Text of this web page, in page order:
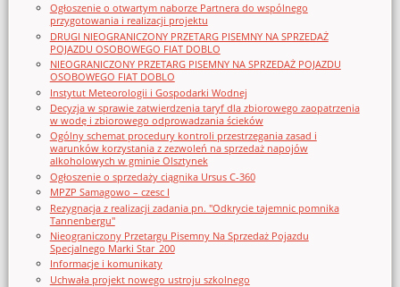
Ogłoszenie o otwartym naborze Partnera do wspólnego
przygotowania i realizacji projektu
DRUGI NIEOGRANICZONY PRZETARG PISEMNY NA SPRZEDAŻ
POJAZDU OSOBOWEGO FIAT DOBLO
NIEOGRANICZONY PRZETARG PISEMNY NA SPRZEDAŻ POJAZDU
OSOBOWEGO FIAT DOBLO
Instytut Meteorologii i Gospodarki Wodnej
Decyzja w sprawie zatwierdzenia taryf dla zbiorowego zaopatrzenia
w wodę i zbiorowego odprowadzania ścieków
Ogólny schemat procedury kontroli przestrzegania zasad i
warunków korzystania z zezwoleń na sprzedaż napojów
alkoholowych w gminie Olsztynek
Ogłoszenie o sprzedaży ciągnika Ursus C-360
MPZP Samagowo – czesc I
Rezygnacja z realizacji zadania pn. "Odkrycie tajemnic pomnika
Tannenbergu"
Nieograniczony Przetargu Pisemny Na Sprzedaż Pojazdu
Specjalnego Marki Star_200
Informacje i komunikaty
Uchwała projekt nowego ustroju szkolnego